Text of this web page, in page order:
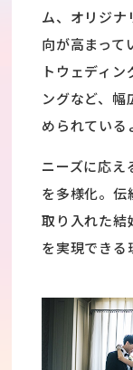
ム、オリジナ
向が高まって
トウェディ
ングなど、
められている
ニーズに応え
を多様化。伝
取り入れた結
を実現できる